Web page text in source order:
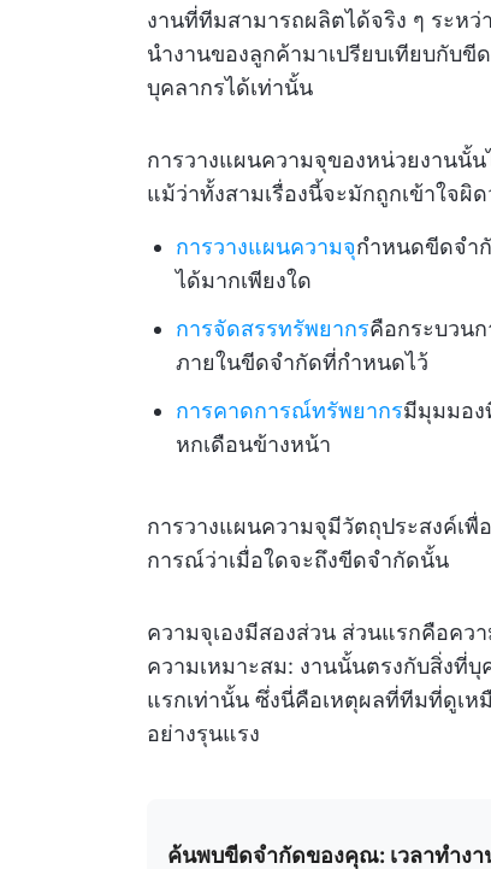
งานที่ทีมสามารถผลิตได้จริง ๆ ระห
นำงานของลูกค้ามาเปรียบเทียบกับ
บุคลากรได้เท่านั้น
การวางแผนความจุของหน่วยงานนั้
แม้ว่าทั้งสามเรื่องนี้จะมักถูกเข้าใจ
การวางแผนความจุกำหนดขีดจำ
ได้มากเพียงใด
การจัดสรรทรัพยากรคือกระบวน
ภายในขีดจำกัดที่กำหนดไว้
การคาดการณ์ทรัพยากรมีมุมมอง
หกเดือนข้างหน้า
การวางแผนความจุมีวัตถุประสงค์เ
การณ์ว่าเมื่อใดจะถึงขีดจำกัดนั้น
ความจุเองมีสองส่วน ส่วนแรกคือค
ความเหมาะสม: งานนั้นตรงกับสิ่งที่
แรกเท่านั้น ซึ่งนี่คือเหตุผลที่ทีมที่ดูเห
อย่างรุนแรง
ค้นพบขีดจำกัดของคุณ: เวลาทำง